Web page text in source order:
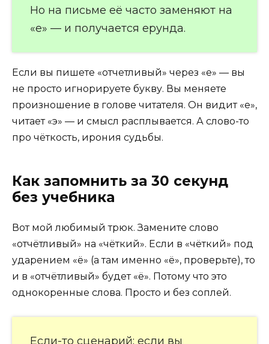
Но на письме её часто заменяют на
«е» — и получается ерунда.
Если вы пишете «отчетливый» через «е» — вы
не просто игнорируете букву. Вы меняете
произношение в голове читателя. Он видит «е»,
читает «э» — и смысл расплывается. А слово-то
про чёткость, ирония судьбы.
Как запомнить за 30 секунд
без учебника
Вот мой любимый трюк. Замените слово
«отчётливый» на «чёткий». Если в «чёткий» под
ударением «ё» (а там именно «ё», проверьте), то
и в «отчётливый» будет «ё». Потому что это
однокоренные слова. Просто и без соплей.
Если-то сценарий: если вы